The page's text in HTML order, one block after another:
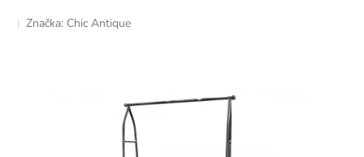
Značka: Chic Antique